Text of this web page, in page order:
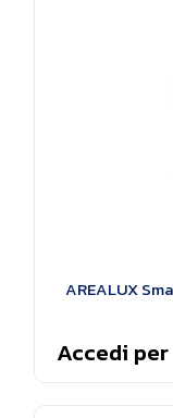
AREALUX
Accedi